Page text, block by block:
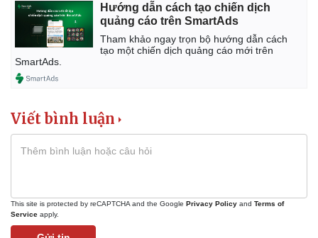
Hướng dẫn cách tạo chiến dịch
quảng cáo trên SmartAds
Tham khảo ngay trọn bộ hướng dẫn cách
tạo một chiến dịch quảng cáo mới trên
SmartAds.
Viết bình luận
This site is protected by reCAPTCHA and the Google Privacy Policy and Terms of
Service apply.